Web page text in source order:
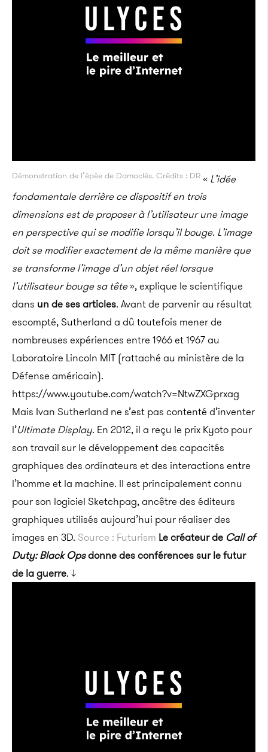
Démonstration de l’épée de Damoclès. Crédits : DR « L’idée
fondamentale derrière ce dispositif en trois
dimensions est de proposer à l’utilisateur une image
en perspective qui se modifie lorsqu’il bouge. L’image
doit se modifier exactement de la même manière que
se transforme l’image d’un objet réel lorsque
l’utilisateur bouge sa tête», explique le scientifique
dans un de ses articles. Avant de parvenir au résultat
escompté, Sutherland a dû toutefois mener de
nombreuses expériences entre 1966 et 1967 au
Laboratoire Lincoln MIT (rattaché au ministère de la
Défense américain).
https://www.youtube.com/watch?v=NtwZXGprxag
Mais Ivan Sutherland ne s’est pas contenté d’inventer
l’Ultimate Display. En 2012, il a reçu le prix Kyoto pour
son travail sur le développement des capacités
graphiques des ordinateurs et des interactions entre
l’homme et la machine. Il est principalement connu
pour son logiciel Sketchpag, ancêtre des éditeurs
graphiques utilisés aujourd’hui pour réaliser des
images en 3D. Source : Futurism Le créateur de Call of
Duty: Black Opsdonne des conférences sur le futur
de la guerre. ↓